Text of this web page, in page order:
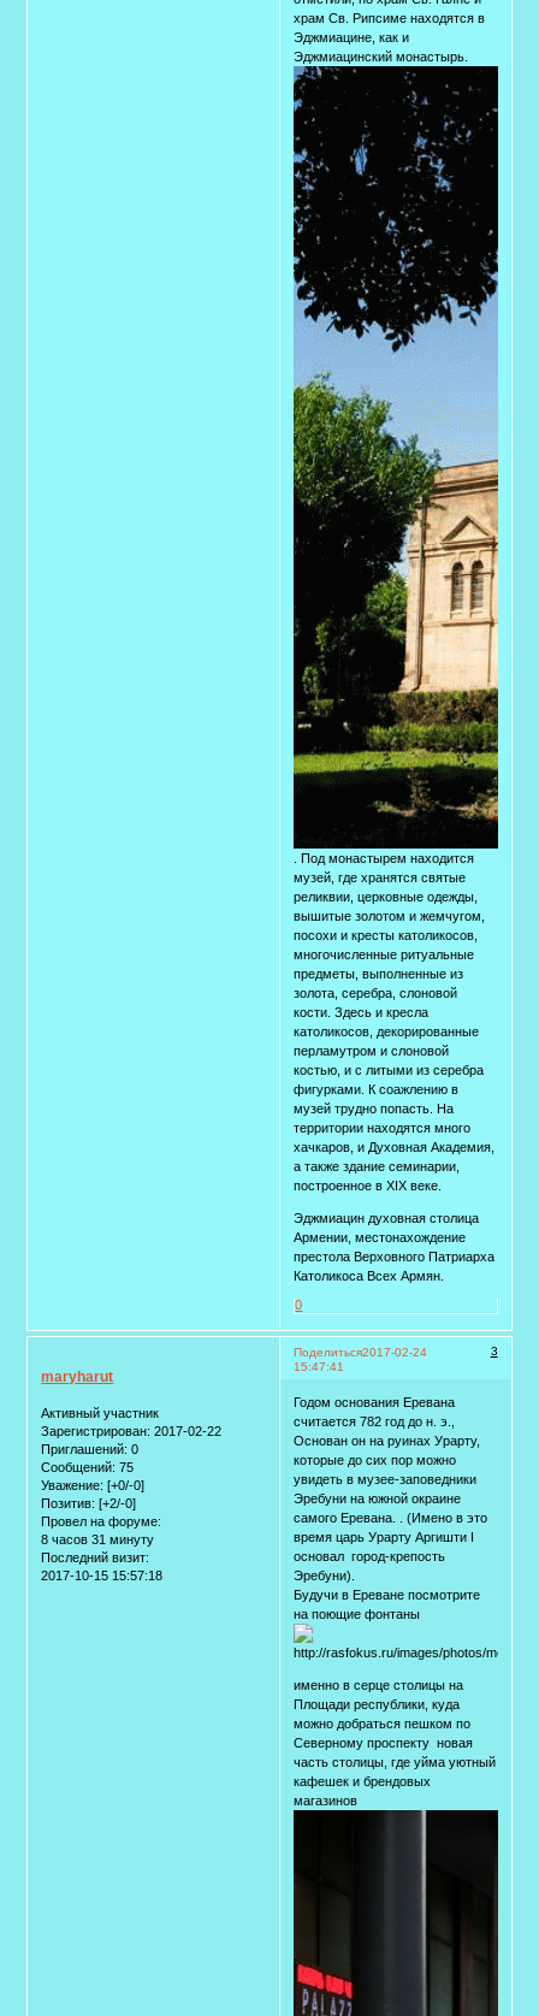
храм Св. Рипсиме находятся в
Эджмиацине, как и
Эджмиацинский монастырь.
. Под монастырем находится
музей, где хранятся святые
реликвии, церковные одежды,
вышитые золотом и жемчугом,
посохи и кресты католикосов,
многочисленные ритуальные
предметы, выполненные из
золота, серебра, слоновой
кости. Здесь и кресла
католикосов, декорированные
перламутром и слоновой
костью, и с литыми из серебра
фигурками. К соажлению в
музей трудно попасть. На
территории находятся много
хачкаров, и Духовная Академия,
а также здание семинарии,
построенное в ХIХ веке.
Эджмиацин духовная столица
Армении, местонахождение
престола Верховного Патриарха
Католикоса Всех Армян.
0
Поделиться 3
2017-02-24
15:47:41
maryharut
Активный участник
Зарегистрирован: 2017-02-22
Приглашений: 0
Сообщений: 75
Уважение: [+0/-0]
Позитив: [+2/-0]
Провел на форуме:
8 часов 31 минуту
Последний визит:
2017-10-15 15:57:18
Годом основания Еревана
считается 782 год до н. э.,
Основан он на руинах Урарту,
которые до сих пор можно
увидеть в музее-заповедники
Эребуни на южной окраине
самого Еревана. . (Имено в это
время царь Урарту Аргишти I
основал город-крепость
Эребуни).
Будучи в Ереване посмотрите
на поющие фонтаны
именно в серце столицы на
Площади республики, куда
можно добраться пешком по
Северному проспекту новая
часть столицы, где уйма уютный
кафешек и брендовых
магазинов